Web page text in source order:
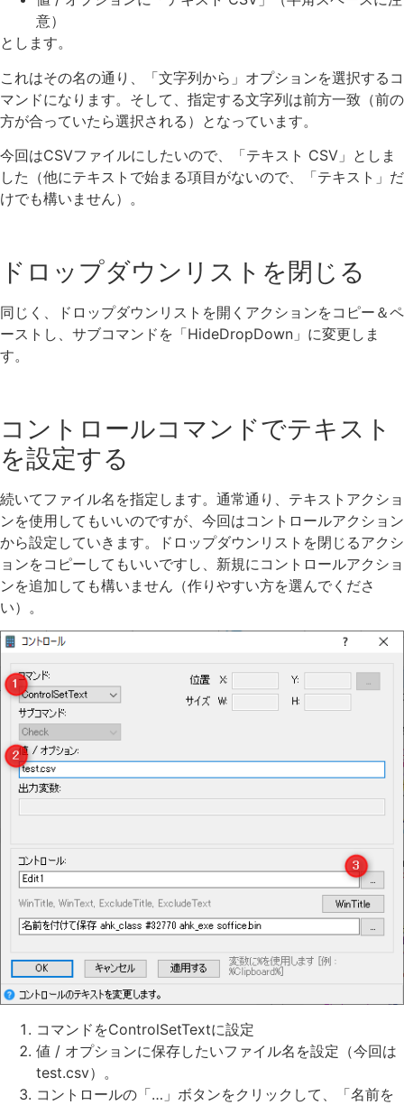
意）
とします。
これはその名の通り、「文字列から」オプションを選択するコ
マンドになります。そして、指定する文字列は前方一致（前の
方が合っていたら選択される）となっています。
今回はCSVファイルにしたいので、「テキスト CSV」としま
した（他にテキストで始まる項目がないので、「テキスト」だ
けでも構いません）。
ドロップダウンリストを閉じる
同じく、ドロップダウンリストを開くアクションをコピー＆ペ
ーストし、サブコマンドを「HideDropDown」に変更しま
す。
コントロールコマンドでテキスト
を設定する
続いてファイル名を指定します。通常通り、テキストアクショ
ンを使用してもいいのですが、今回はコントロールアクション
から設定していきます。ドロップダウンリストを閉じるアクシ
ョンをコピーしてもいいですし、新規にコントロールアクショ
ンを追加しても構いません（作りやすい方を選んでくださ
い）。
コマンドをControlSetTextに設定
値 / オプションに保存したいファイル名を設定（今回は
test.csv）。
コントロールの「…」ボタンをクリックして、「名前を